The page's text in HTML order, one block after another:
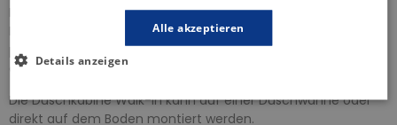
Die Wandprofile der Duschkabine eliminieren jegliche
Krümmung der Wand, was die Installation einfach und
präzise macht. Die Höhe der Duschkabine von 195 cm bietet
ausreichend Platz, um sich frei bewegen zu können.
Die Duschkabine Walk-In kann auf einer Duschwanne oder
direkt auf dem Boden montiert werden.
Alle akzeptieren
Details anzeigen